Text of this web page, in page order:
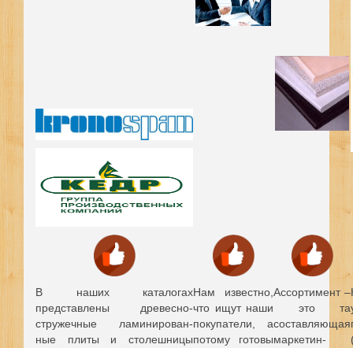
В наших каталогах
представлены древесно-
стружечные ламинирован-
ные плиты и столешницы
Нам известно,
что ищут наши
покупатели, а
потому готовы
Ассортимент –
это та
составляющая
маркетин-